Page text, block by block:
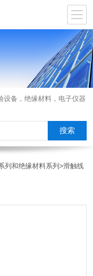
设备，绝缘材料，电子仪器
列和绝缘材料系列>滑触线